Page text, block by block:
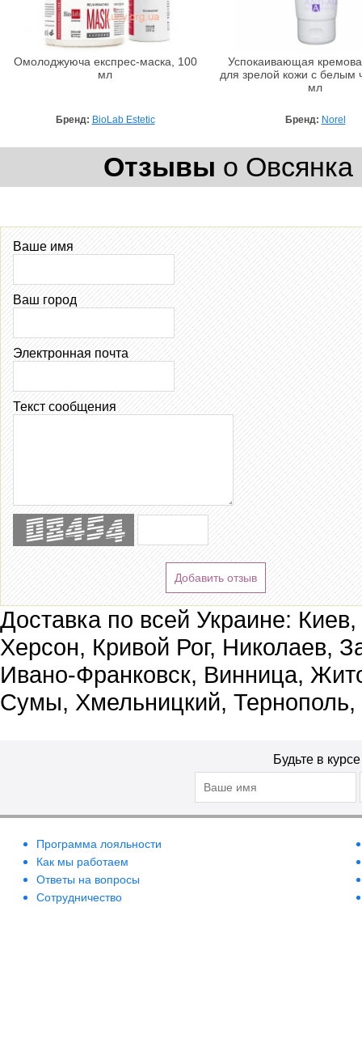
Омолоджуюча експрес-маска, 100
мл
Бренд: BioLab Estetic
Успокаивающая
для зрелой кожи с белым
мл
Бренд: Norel
Отзывы о
Ваше имя
Ваш город
Электронная почта
Текст сообщения
Добавить отзыв
Доставка по всей Украине:
Херсон, Кривой Рог, Николаев,
Ивано-Франковск, Винница,
Сумы, Хмельницкий, Тернополь,
Будьте в
Программа лояльности
Как мы работаем
Ответы на вопросы
Сотрудничество